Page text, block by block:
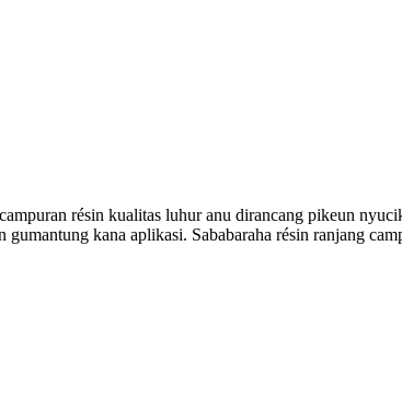
résin kualitas luhur anu dirancang pikeun
kana aplikasi. Sababaraha résin ranjang